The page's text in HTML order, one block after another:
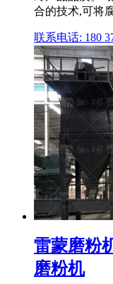
合的技术,可将
联系电话: 180
雷蒙磨粉
磨粉机